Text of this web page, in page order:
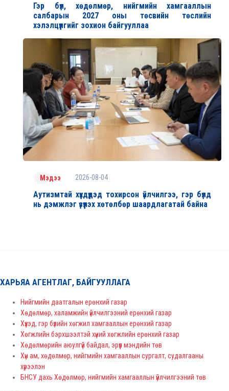
Гэр бүл, хөдөлмөр, нийгмийн хамгааллын
салбарын 2027 оны төсвийн төслийн
хэлэлцүүлгийг зохион байгууллаа
Мэдээ 2026-08-04
Аутизмтай хүүхдүүдэд тохирсон үйлчилгээ, гэр бүлд
нь дэмжлэг үзүүлэх хөтөлбөр шаардлагатай байна
ХАРЬЯА АГЕНТЛАГ, БАЙГУУЛЛАГА
Нийгмийн даатгалын ерөнхий газар
Хөдөлмөр, халамжийн үйлчилгээний ерөнхий газар
Хүүхэд, гэр бүлийн хөгжил хамгааллын ерөнхий газар
Хөгжлийн бэрхшээлтэй хүний хөгжлийн ерөнхий газар
Хөдөлмөрийн аюулгүй байдал, эрүүл мэндийн төв
Хүн ам, хөдөлмөр, нийгмийн хамгааллын сургалт, судалгааны
хүрээлэн
БНСУ дахь Хөдөлмөр, нийгмийн хамгааллын үйлчилгээний төв